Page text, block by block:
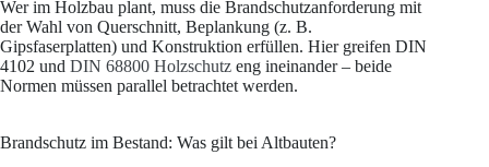
Wer im Holzbau plant, muss die Brandschutzanforderung mit
der Wahl von Querschnitt, Beplankung (z. B.
Gipsfaserplatten) und Konstruktion erfüllen. Hier greifen DIN
4102 und DIN 68800 Holzschutz eng ineinander – beide
Normen müssen parallel betrachtet werden.
Brandschutz im Bestand: Was gilt bei Altbauten?